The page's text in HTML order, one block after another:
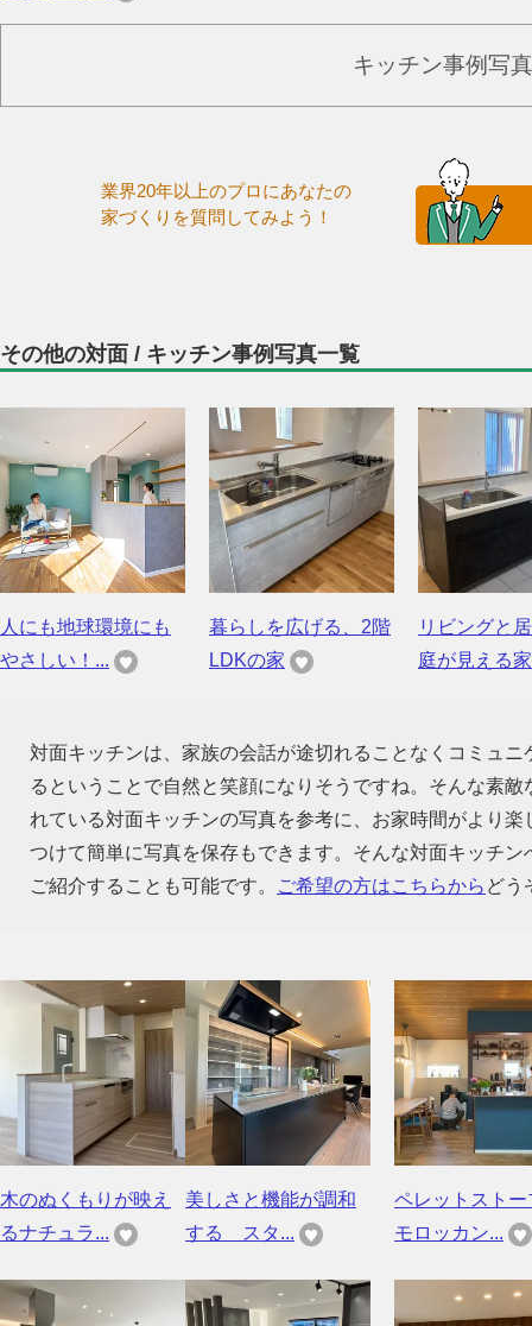
キッチン事例写
業界20年以上のプロにあなたの
家づくりを質問してみよう！
その他の対面 / キッチン事例写真一覧
人にも地球環境にも
やさしい！...
暮らしを広げる、2階
LDKの家
リビングと
庭が見える家
対面キッチンは、家族の会話が途切れることなくコミュ
るということで自然と笑顔になりそうですね。そんな素
れている対面キッチンの写真を参考に、お家時間がより
つけて簡単に写真を保存もできます。そんな対面キッチ
ご紹介することも可能です。
ご希望の方はこちらから どう
木のぬくもりが映え
るナチュラ...
美しさと機能が調和
する スタ...
ペレットストー
モロッカン...